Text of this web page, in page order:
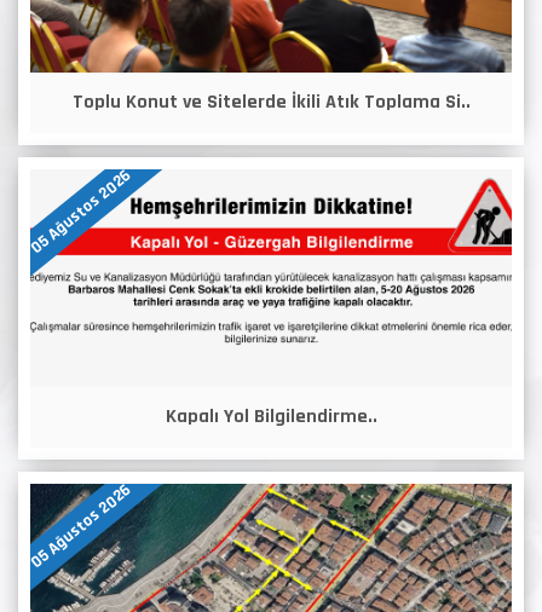
Toplu Konut ve Sitelerde İkili Atık Toplama Si..
05 Ağustos 2026
Kapalı Yol Bilgilendirme..
05 Ağustos 2026